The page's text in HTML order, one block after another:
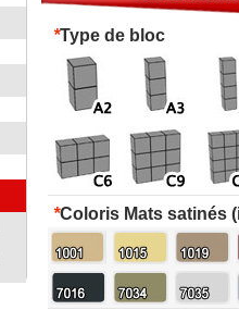
*Type de bloc
*Coloris Mats satinés